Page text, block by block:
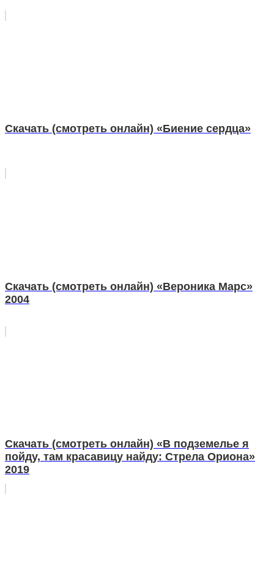
Скачать (смотреть онлайн) «Биение сердца»
Скачать (смотреть онлайн) «Вероника Марс»
2004
Скачать (смотреть онлайн) «В подземелье я
пойду, там красавицу найду: Стрела Ориона»
2019